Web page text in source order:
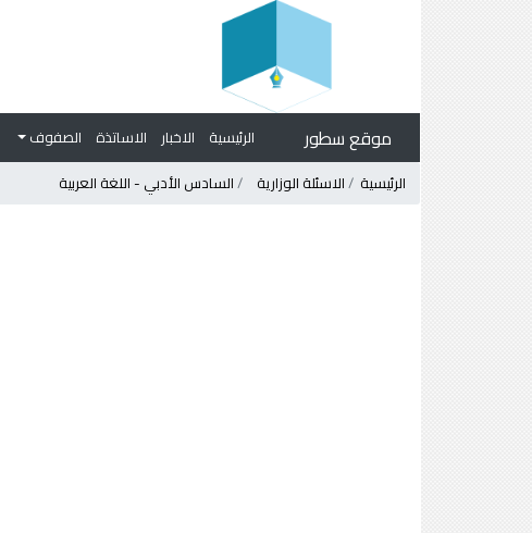
موقع سطور الرئيسية الاخبار الاساتذة الصفوف
الرئيسية
الاسئلة الوزارية السادس الأدبي - اللغة العربية